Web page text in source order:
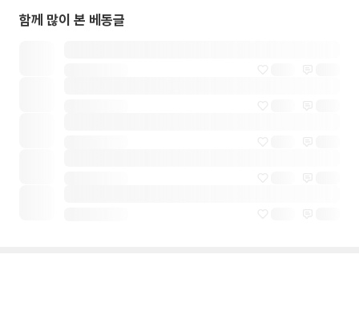
함께 많이 본 베동글